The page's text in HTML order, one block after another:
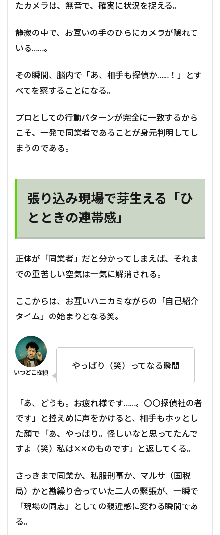
たカメラは、無音で、確実に状況を捉える。
静寂の中で、お互いの手のひらにカメラが隠れて
いる……。
その瞬間、脳内で「あ、相手も探偵か……！」とす
べてを察することになる。
プロとしての行動パターンが完全に一致するから
こそ、一発で同業者であることが身元判明してし
まうのである。
張り込み現場で芽生える「ひ
とときの連帯感」
正体が「同業者」だと分かってしまえば、それま
での重苦しい空気は一気に解消される。
ここからは、お互いハニカミながらの「自己紹介
タイム」の始まりとなる笑。
やっぱり（笑）ってなる瞬間
「あ、どうも。お疲れ様です……。〇〇探偵社の者
です」と控えめに声をかけると、相手もホッとし
た顔で「あ、やっぱり。怪しいなと思ってたんで
すよ（笑）私は✕✕のものです」と返してくる。
さっきまで同業か、私服刑事か、マルサ（国税
局）かと勘繰り合っていた二人の緊張が、一瞬で
「現場の同志」としての親近感に変わる瞬間であ
る。